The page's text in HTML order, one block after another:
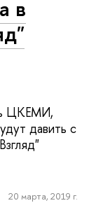
в
ЦКЕМИ,
давить с
20 марта, 2019 г.